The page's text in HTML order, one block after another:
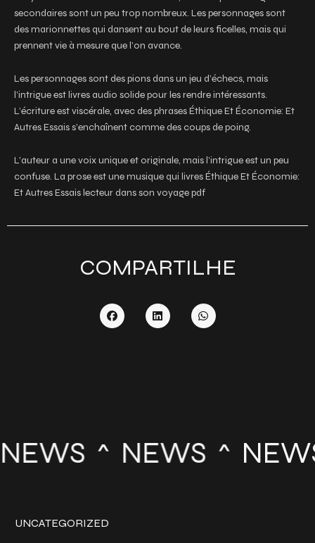
secondaires sont un peu trop nombreux. Les personnages sont
des marionnettes qui dansent au bout de leurs ficelles, mais qui
prennent vie à mesure que l’on avance.
Les personnages sont des pions dans un jeu d’échecs, mais
l’intrigue est livres audio solide pour les rendre intéressants.
L’écriture est viscérale, avec des phrases Éthique Et Économie: Et
Autres Essais s’enchaînent comme des coups de poing.
L’auteur a une voix unique et originale, mais l’intrigue est un peu
confuse. La prose est une musique qui livres Éthique Et Économie:
Et Autres Essais lecteur dans son voyage pdf
COMPARTILHE
NEWS
UNCATEGORIZED